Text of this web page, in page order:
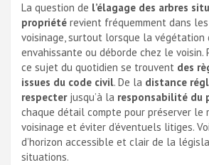
La question de l’élagage des arbres
propriété revient fréquemment dans
voisinage, surtout lorsque la végétation
envahissante ou déborde chez le voisin.
ce sujet du quotidien se trouvent des
issues du code civil. De la distance
respecterjusqu’à la responsabilité du
chaque détail compte pour préserver le
voisinage et éviter d’éventuels litiges.
d’horizon accessible et clair de la
situations.